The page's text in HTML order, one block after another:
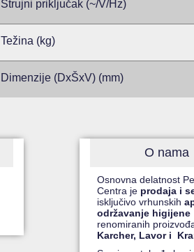
Strujni priključak (~/V/Hz)
Težina (kg)
Dimenzije (DxŠxV) (mm)
O nama
Osnovna delatnost
Centra je prodaja i
isključivo vrhunskih
održavanje higijene
renomiranih
Karcher, Lavor i